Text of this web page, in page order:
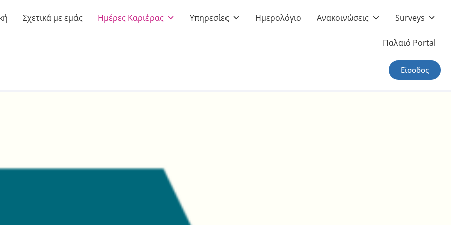
Σχετικά με εμάς Ημέρες Καριέρας Υπηρεσίες Ημερολόγιο Ανακοινώσεις Surveys
Παλαιό Portal
Είσοδος